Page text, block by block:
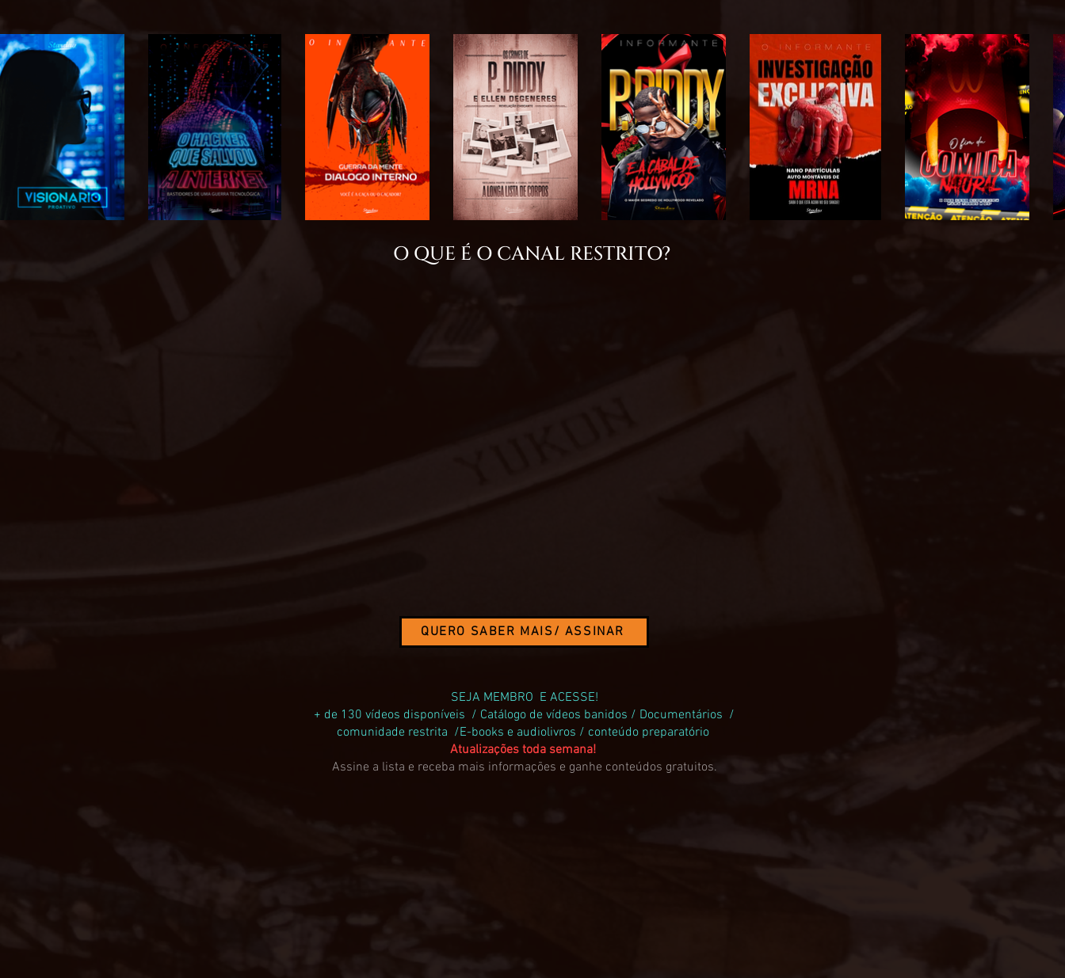
O QUE É O CANAL RESTRITO?
QUERO SABER MAIS/ ASSINAR
SEJA MEMBRO E ACESSE!
+ de 130 vídeos disponíveis / Catálogo de vídeos banidos / Documentários /
comunidade restrita /E-books e audiolivros / conteúdo preparatório
Atualizações toda semana!
Assine a lista e receba mais informações e ganhe conteúdos gratuitos.